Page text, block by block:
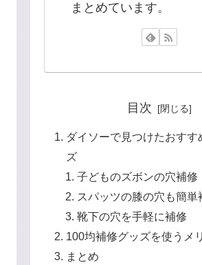
まとめています。
目次
ダイソーで見つけたおすす
ズ
子どものズボンの穴補修
スパッツの膝の穴も簡単
靴下の穴を手軽に補修
100均補修グッズを使うメ
まとめ